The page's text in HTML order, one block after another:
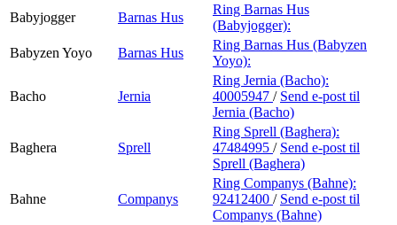
Babyjogger
Barnas Hus
Ring Barnas Hus
(Babyjogger):
Babyzen Yoyo
Barnas Hus
Ring Barnas Hus (Babyzen
Yoyo):
Bacho Jernia
Ring Jernia (Bacho):
40005947 / Send e-post til
Jernia (Bacho)
Baghera Sprell
Ring Sprell (Baghera):
47484995 / Send e-post til
Sprell (Baghera)
Bahne Companys
Ring Companys (Bahne):
92412400 / Send e-post til
Companys (Bahne)